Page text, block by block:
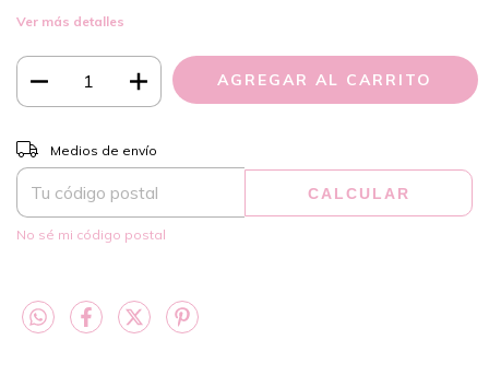
Ver más detalles
Entregas para el CP:
Medios de envío
CALCULAR
No sé mi código postal